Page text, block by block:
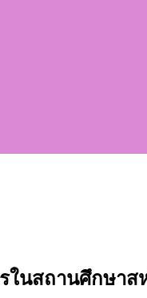
ในสถานศึกษาส